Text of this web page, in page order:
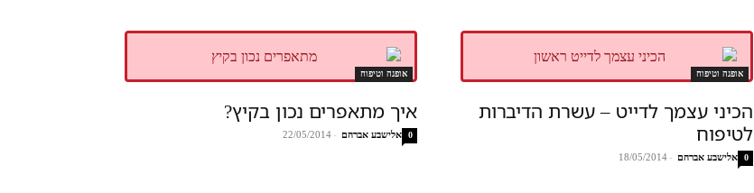
אופנה וטיפוח
איך מתאפרים נכון בקיץ?
אלישבע אברהם -
22/05/2014 0
אופנה וטיפוח
הכיני עצמך לדייט – עשרת הדיברות
לטיפוח
אלישבע אברהם -
18/05/2014 0